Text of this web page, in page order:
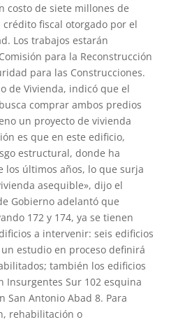
costo de siete millones de
crédito fiscal otorgado por el
Los trabajos estarán
para la Reconstrucción
para las Construcciones.
de Vivienda, indicó que el
comprar ambos predios
un proyecto de vivienda
es que en este edificio,
estructural, donde ha
los últimos años, lo que surja
asequible», dijo el
Gobierno adelantó que
172 y 174, ya se tienen
a intervenir: seis edificios
estudio en proceso definirá
también los edificios
Insurgentes Sur 102 esquina
San Antonio Abad 8. Para
rehabilitación o